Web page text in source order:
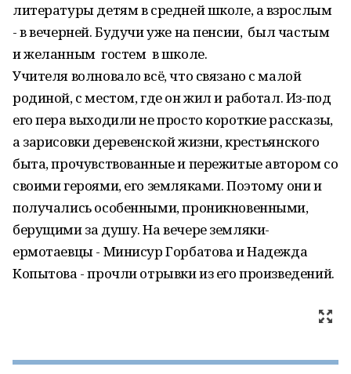
литературы детям в средней школе, а взрослым
- в вечерней. Будучи уже на пенсии, был частым
и желанным гостем в школе.
Учителя волновало всё, что связано с малой
родиной, с местом, где он жил и работал. Из-под
его пера выходили не просто короткие рассказы,
а зарисовки деревенской жизни, крестьянского
быта, прочувствованные и пережитые автором со
своими героями, его земляками. Поэтому они и
получались особенными, проникновенными,
берущими за душу. На вечере земляки-
ермотаевцы - Минисур Горбатова и Надежда
Копытова - прочли отрывки из его произведений.